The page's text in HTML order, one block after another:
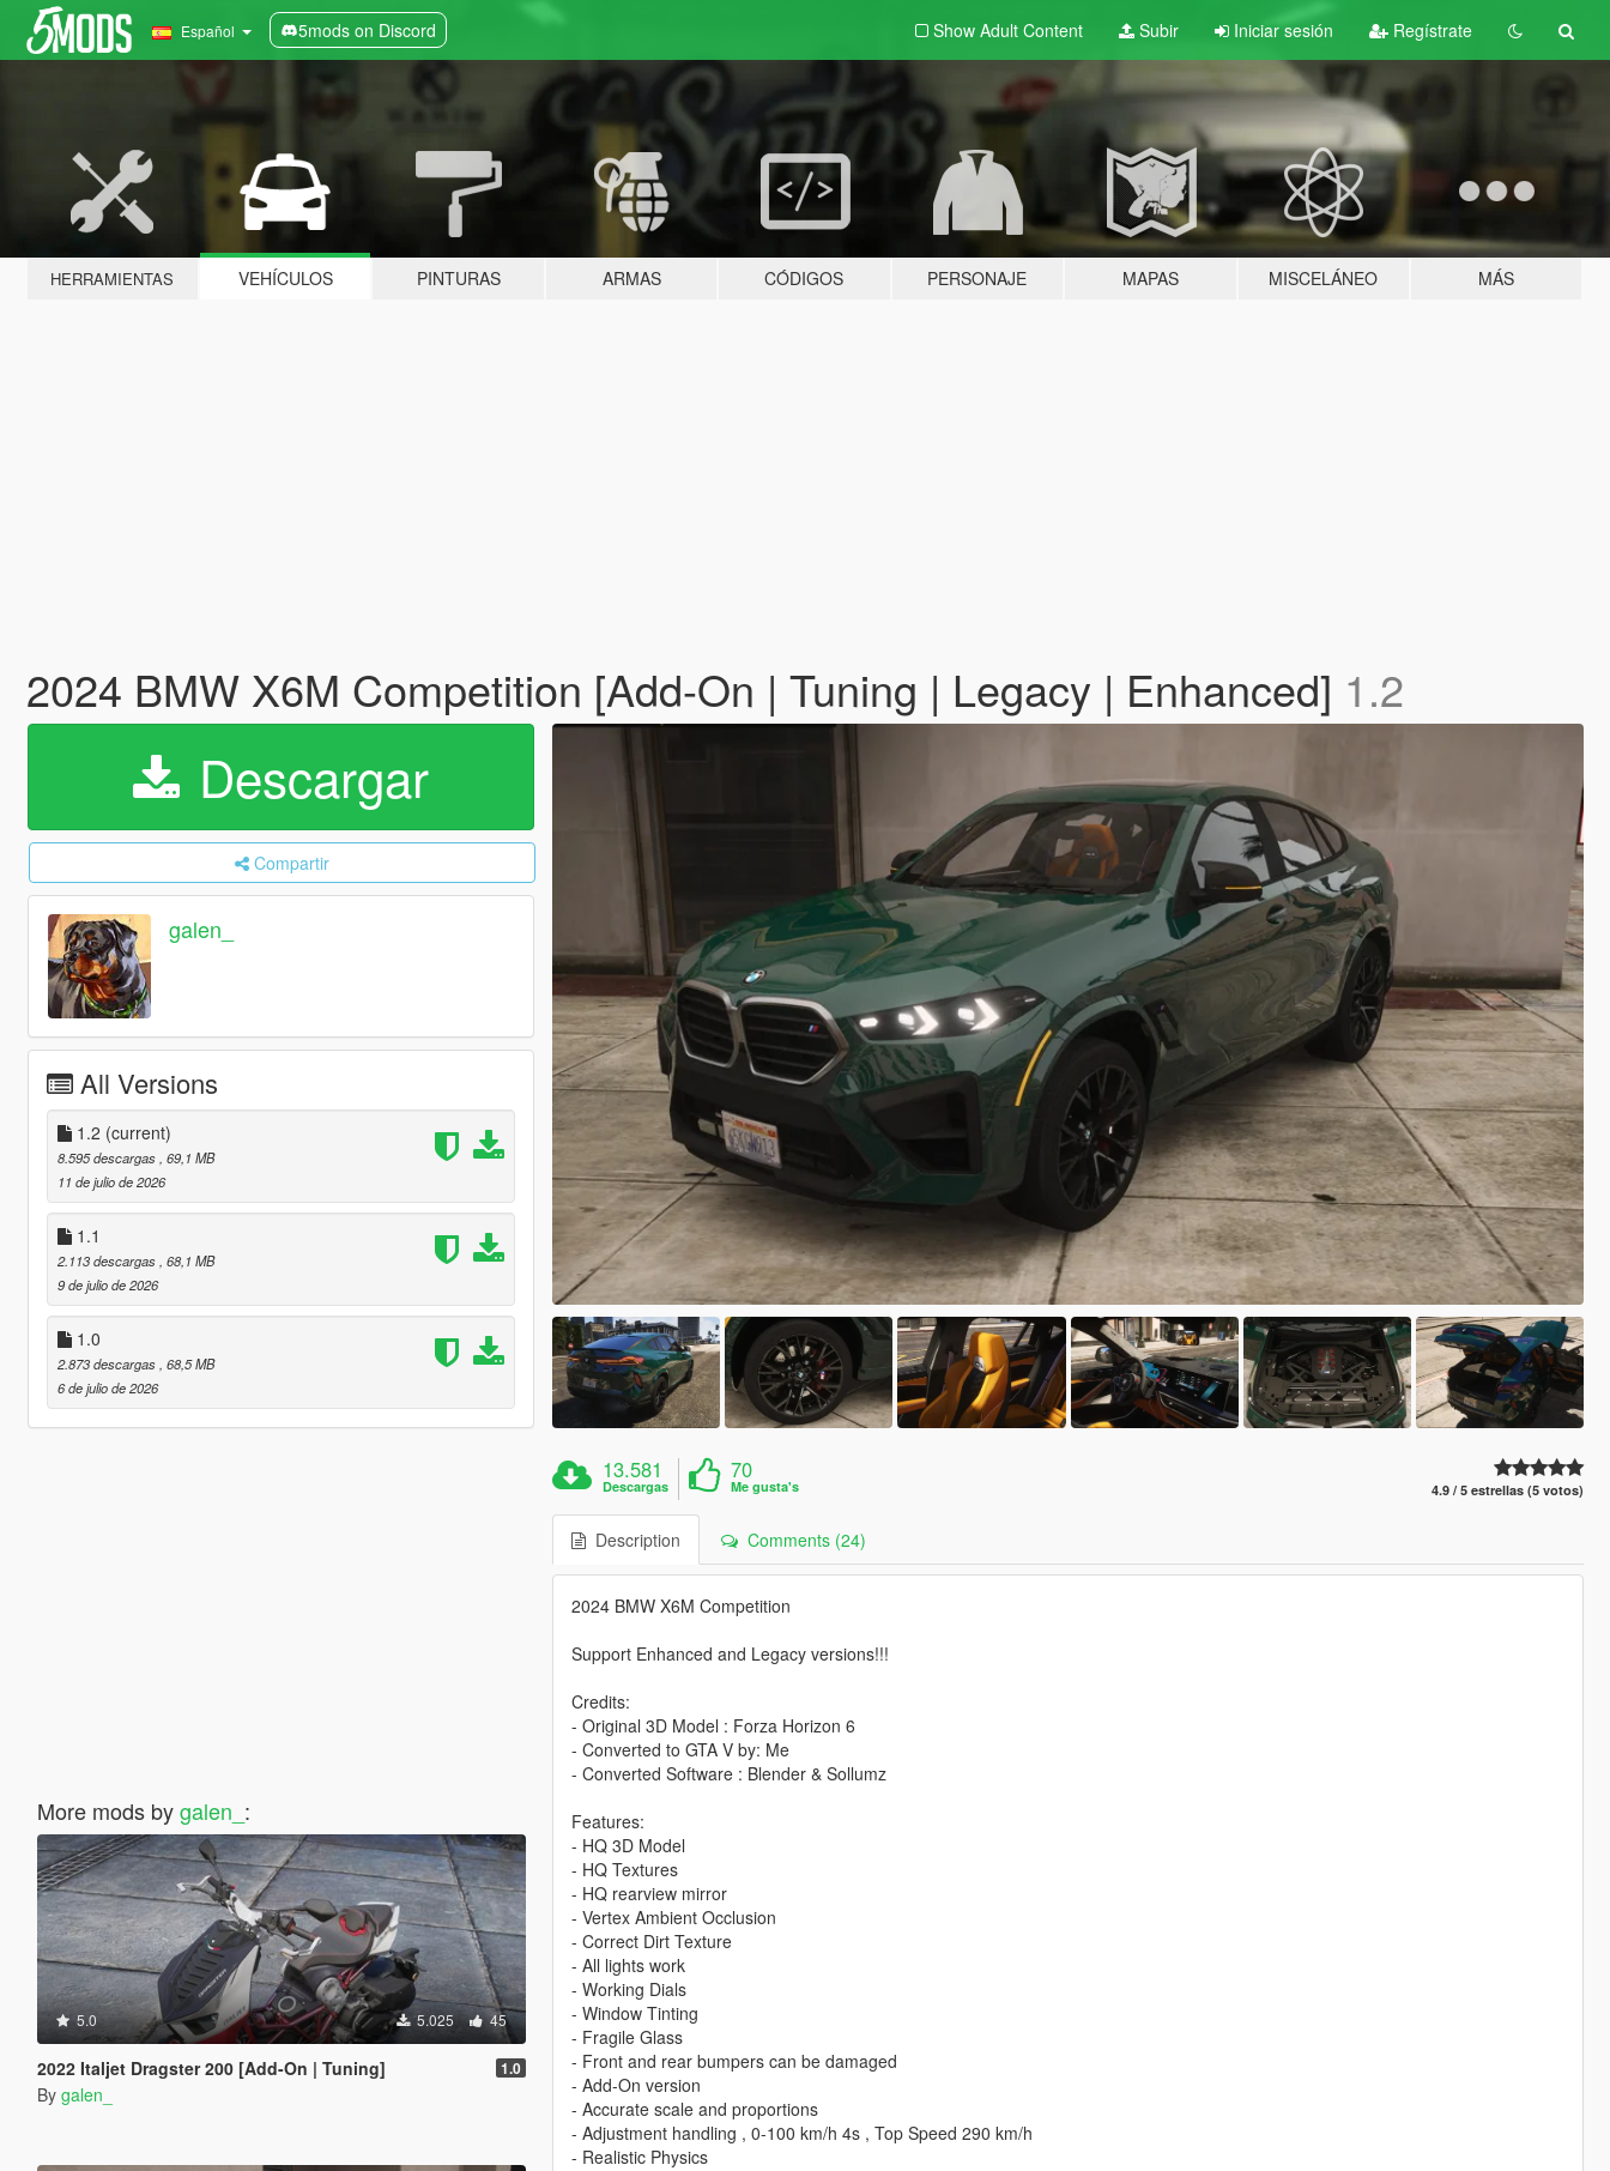
Español 5mods on Discord Show Adult Content Subir Iniciar sesión Regístrate
HERRAMIENTAS VEHÍCULOS PINTURAS ARMAS CÓDIGOS PERSONAJE MAPAS MISCELÁNEO MÁS
2024 BMW X6M Competition [Add-On | Tuning | Legacy | Enhanced] 1.2
Descargar
Compartir
galen_
All Versions
1.2 (current)
8.595 descargas , 69,1 MB
11 de julio de 2026
1.1
2.113 descargas , 68,1 MB
9 de julio de 2026
1.0
2.873 descargas , 68,5 MB
6 de julio de 2026
More mods bygalen_ :
5.0 5.025 45
2022 Italjet Dragster 200 [Add-On | Tuning] 1.0
By galen_
13.581
Descargas
70
Me gusta's 4.9 / 5 estrellas (5 votos)
Description Comments (24)
2024 BMW X6M Competition
Support Enhanced and Legacy versions!!!
Credits:
- Original 3D Model : Forza Horizon 6
- Converted to GTA V by: Me
- Converted Software : Blender & Sollumz
Features:
- HQ 3D Model
- HQ Textures
- HQ rearview mirror
- Vertex Ambient Occlusion
- Correct Dirt Texture
- All lights work
- Working Dials
- Window Tinting
- Fragile Glass
- Front and rear bumpers can be damaged
- Add-On version
- Accurate scale and proportions
- Adjustment handling , 0-100 km/h 4s , Top Speed 290 km/h
- Realistic Physics